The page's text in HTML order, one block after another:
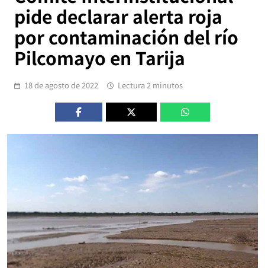
pide declarar alerta roja
por contaminación del río
Pilcomayo en Tarija
18 de agosto de 2022 Lectura 2 minutos